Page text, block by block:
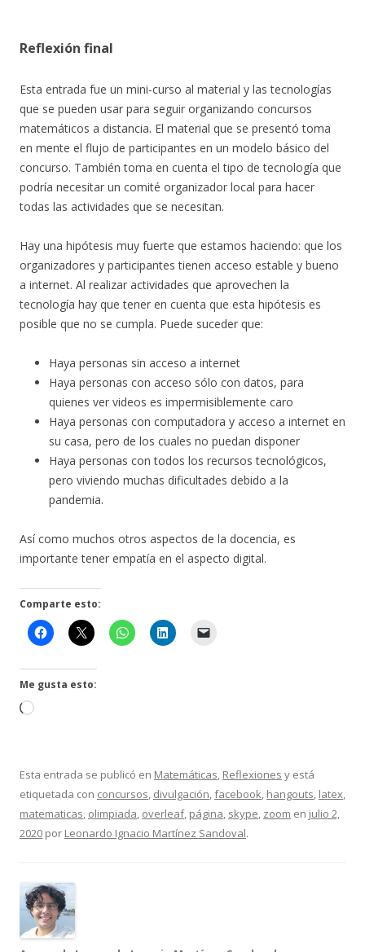
Reflexión final
Esta entrada fue un mini-curso al material y las tecnologías
que se pueden usar para seguir organizando concursos
matemáticos a distancia. El material que se presentó toma
en mente el flujo de participantes en un modelo básico del
concurso. También toma en cuenta el tipo de tecnología que
podría necesitar un comité organizador local para hacer
todas las actividades que se necesitan.
Hay una hipótesis muy fuerte que estamos haciendo: que los
organizadores y participantes tienen acceso estable y bueno
a internet. Al realizar actividades que aprovechen la
tecnología hay que tener en cuenta que esta hipótesis es
posible que no se cumpla. Puede suceder que:
Haya personas sin acceso a internet
Haya personas con acceso sólo con datos, para
quienes ver videos es impermisiblemente caro
Haya personas con computadora y acceso a internet en
su casa, pero de los cuales no puedan disponer
Haya personas con todos los recursos tecnológicos,
pero viviendo muchas dificultades debido a la
pandemia.
Así como muchos otros aspectos de la docencia, es
importante tener empatía en el aspecto digital.
Comparte esto:
Me gusta esto:
Cargando...
Esta entrada se publicó en Matemáticas, Reflexiones y está
etiquetada con concursos, divulgación,facebook, hangouts, latex,
matematicas, olimpiada, overleaf, página, skype, zoom en julio 2,
2020 por Leonardo Ignacio Martínez Sandoval.